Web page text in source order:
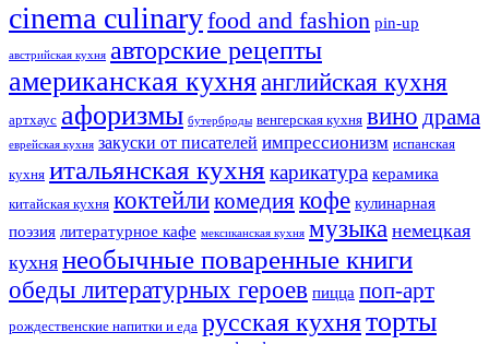
cinema culinaryfood аnd fashion pin-up
австрийская кухня авторские рецепты
американская кухняанглийская кухня
артхаус афоризмы бутерброды венгерская кухня вино драма
еврейская кухня закуски от писателей импрессионизм испанская
кухня итальянская кухня карикатура керамика
китайская кухня коктейликомедиякофе кулинарная
поэзия литературное кафе мексиканская кухня музыка немецкая
кухня необычные поваренные книги
обеды литературных героев пицца поп-арт
рождественские напитки и еда русская кухняторты